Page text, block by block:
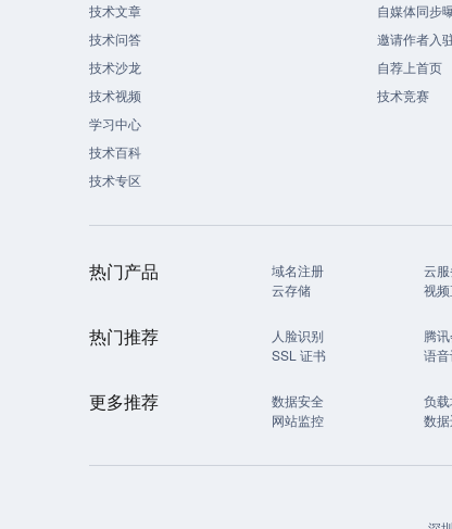
技术文章
技术问答
技术沙龙
技术视频
学习中心
技术百科
技术专区
自媒体同步
邀请作者入
自荐上首页
技术竞赛
热门产品 域名注册 云
云存储
视
热门推荐 人脸识别 腾
SSL 证书
语
更多推荐 数据安全 负
网站监控
数